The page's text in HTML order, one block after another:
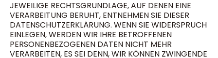
JEWEILIGE RECHTSGRUNDLAGE, AUF DENEN EINE
VERARBEITUNG BERUHT, ENTNEHMEN SIE DIESER
DATENSCHUTZERKLÄRUNG. WENN SIE WIDERSPRUCH
EINLEGEN, WERDEN WIR IHRE BETROFFENEN
PERSONENBEZOGENEN DATEN NICHT MEHR
VERARBEITEN, ES SEI DENN, WIR KÖNNEN ZWINGENDE